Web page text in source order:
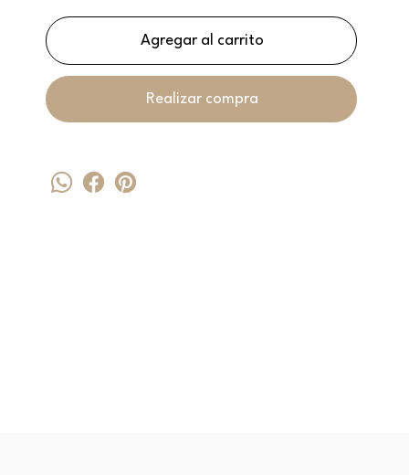
Agregar al carrito
Realizar compra